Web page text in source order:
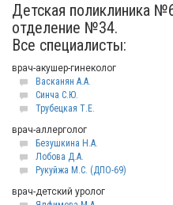
Детская поликлиника
отделение №34.
Все специалисты:
врач-акушер-гинеколог
Васканян А.А.
Синча С.Ю.
Трубецкая Т.Е.
врач-аллерголог
Безушкина Н.А.
Лобова Д.А.
Рукуйжа М.С. (ДПО-69)
врач-детский уролог